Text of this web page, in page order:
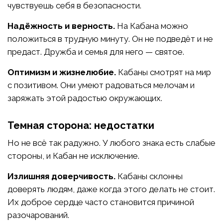
чувствуешь себя в безопасности.
Надёжность и верность. На Кабана можно
положиться в трудную минуту. Он не подведёт и не
предаст. Дружба и семья для него — святое.
Оптимизм и жизнелюбие. Кабаны смотрят на мир
с позитивом. Они умеют радоваться мелочам и
заряжать этой радостью окружающих.
Темная сторона: недостатки
Но не всё так радужно. У любого знака есть слабые
стороны, и Кабан не исключение.
Излишняя доверчивость. Кабаны склонны
доверять людям, даже когда этого делать не стоит.
Их доброе сердце часто становится причиной
разочарований.